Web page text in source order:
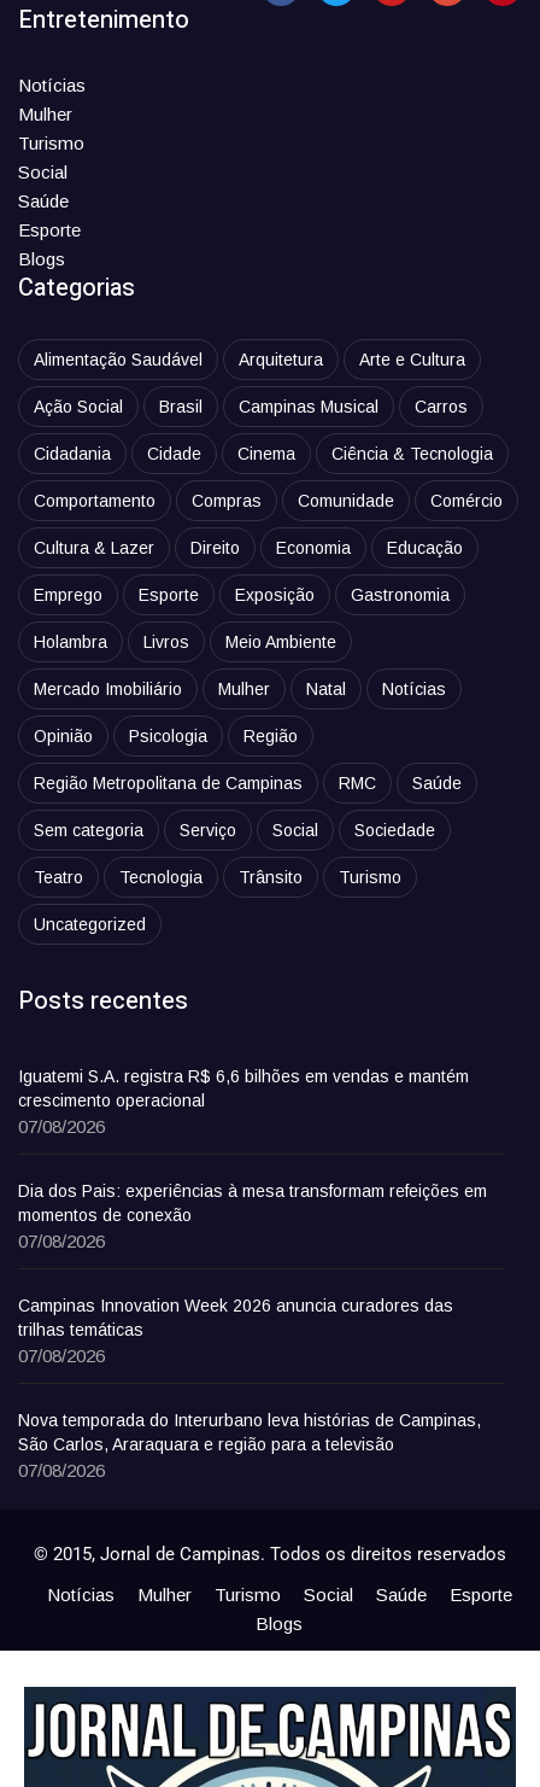
Entretenimento
Notícias
Mulher
Turismo
Social
Saúde
Esporte
Blogs
Categorias
Alimentação Saudável Arquitetura Arte e Cultura
Ação Social Brasil Campinas Musical Carros
Cidadania Cidade Cinema Ciência & Tecnologia
Comportamento Compras Comunidade Comércio
Cultura & Lazer Direito Economia Educação
Emprego Esporte Exposição Gastronomia
Holambra Livros Meio Ambiente
Mercado Imobiliário Mulher Natal Notícias
Opinião Psicologia Região
Região Metropolitana de Campinas RMC Saúde
Sem categoria Serviço Social Sociedade
Teatro Tecnologia Trânsito Turismo
Uncategorized
Posts recentes
Iguatemi S.A. registra R$ 6,6 bilhões em vendas e mantém
crescimento operacional
07/08/2026
Dia dos Pais: experiências à mesa transformam refeições em
momentos de conexão
07/08/2026
Campinas Innovation Week 2026 anuncia curadores das
trilhas temáticas
07/08/2026
Nova temporada do Interurbano leva histórias de Campinas,
São Carlos, Araraquara e região para a televisão
07/08/2026
© 2015, Jornal de Campinas. Todos os direitos reservados
Notícias Mulher Turismo Social Saúde
Esporte
Blogs